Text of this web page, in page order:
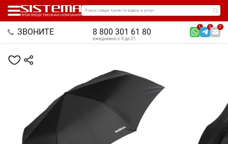
Поиск среди тысяч товаров и услуг
ЗВОНИТЕ 8 800 301 61 80
1 2 3
ежедневно с 9 до 21